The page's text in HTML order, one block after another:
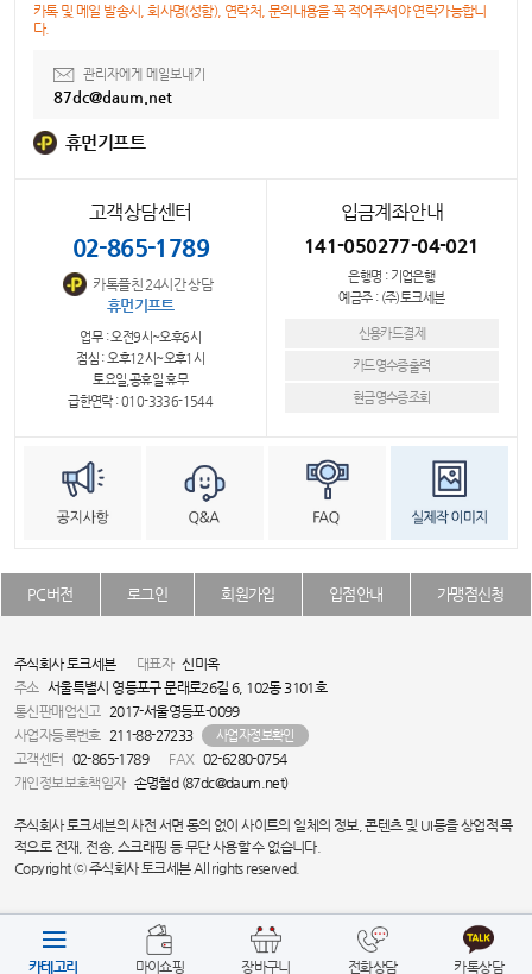
카톡 및 메일 발송시, 회사명(성함), 연락처, 문의내용을 꼭 적어주셔야 연락가능합니
다.
관리자에게 메일보내기
87dc@daum.net
휴먼기프트
고객상담센터
02-865-1789
카톡플친 24시간 상담
휴먼기프트
업무 : 오전9시~오후6시
점심 : 오후12시~오후1시
토요일,공휴일 휴무
급한연락 : 010-3336-1544
입금계좌안내
141-050277-04-021
은행명 : 기업은행
예금주 : (주)토크세븐
신용카드결제
카드영수증출력
현금영수증조회
PC버전 로그인 회원가입 입점안내 가맹점신청
주식회사 토크세븐 대표자 신미옥
주소 서울특별시 영등포구 문래로26길 6, 102동 3101호
통신판매업신고
2017-서울영등포-0099
사업자등록번호
211-88-27233 사업자정보확인
고객센터 02-865-1789 FAX 02-6280-0754
개인정보보호책임자 손명철d (87dc@daum.net)
주식회사 토크세븐의 사전 서면 동의 없이 사이트의 일체의 정보, 콘텐츠 및 UI등을 상업적 목
적으로 전재, 전송, 스크래핑 등 무단 사용할 수 없습니다.
Copyright ⓒ 주식회사 토크세븐 All rights reserved.
카테고리 마이쇼핑 장바구니 전화상담 카톡상담